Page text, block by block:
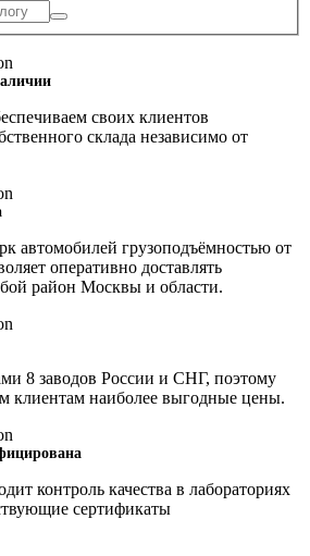
своих клиентов
склада независимо от
автомобилей грузоподъёмностью от
оперативно доставлять
район Москвы и области.
8 заводов России и СНГ, поэтому
клиентам наиболее выгодные цены.
контроль качества в лабораториях
сертификаты